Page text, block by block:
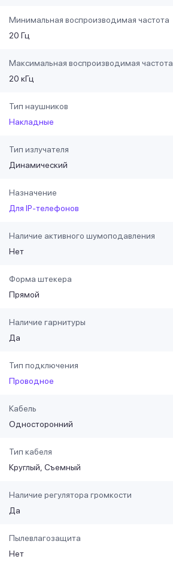
Минимальная воспроизводимая частота
20 Гц
Максимальная воспроизводимая частота
20 кГц
Тип наушников
Накладные
Тип излучателя
Динамический
Назначение
Для IP-телефонов
Наличие активного шумоподавления
Нет
Форма штекера
Прямой
Наличие гарнитуры
Да
Тип подключения
Проводное
Кабель
Односторонний
Тип кабеля
Круглый Съемный
Наличие регулятора громкости
Да
Пылевлагозащита
Нет